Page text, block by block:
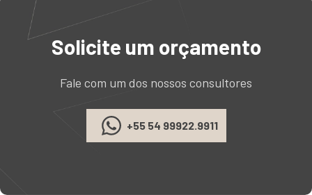
Solicite um orçamento
Fale com um dos nossos consultores
+55 54 99922.9911